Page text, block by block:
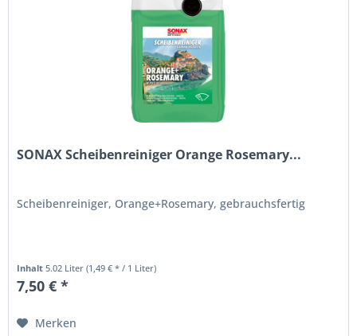
SONAX Scheibenreiniger Orange Rosemary...
Scheibenreiniger, Orange+Rosemary, gebrauchsfertig
Inhalt 5.02 Liter(1,49 € * / 1 Liter)
7,50 € *
Merken